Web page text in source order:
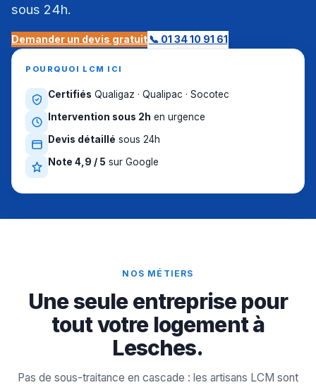
sous 24h.
Demander un devis gratuit📞 01 34 10 91 61
POURQUOI LCM ICI
Certifiés Qualigaz · Qualipac · Socotec
Intervention sous 2h en urgence
Devis détaillé sous 24h
Note 4,9 / 5 sur Google
NOS MÉTIERS
Une seule entreprise pour
tout votre logement à
Lesches.
Pas de sous-traitance en cascade : les artisans LCM sont